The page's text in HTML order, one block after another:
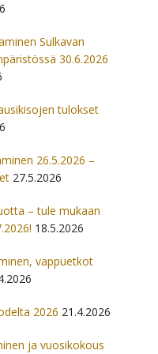
Sulkavan
30.6.2026
tulokset
26.5.2026 –
27.5.2026
– tule mukaan
18.5.2026
vappuetkot
2026 21.4.2026
ja vuosikokous